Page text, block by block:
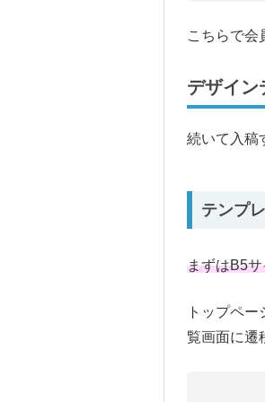
こちらで会
デザイン
続いて入稿
テンプ
まずはB5
トップペー
覧画面に遷